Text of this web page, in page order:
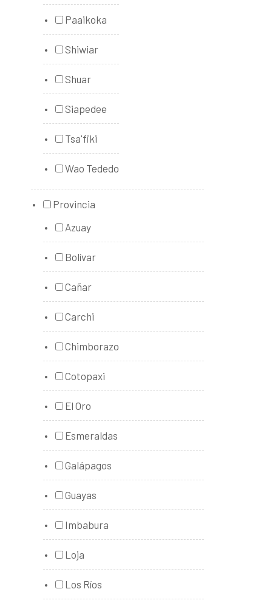
Paaikoka
Shiwiar
Shuar
Siapedee
Tsa'fiki
Wao Tededo
Provincia
Azuay
Bolívar
Cañar
Carchi
Chimborazo
Cotopaxi
El Oro
Esmeraldas
Galápagos
Guayas
Imbabura
Loja
Los Ríos